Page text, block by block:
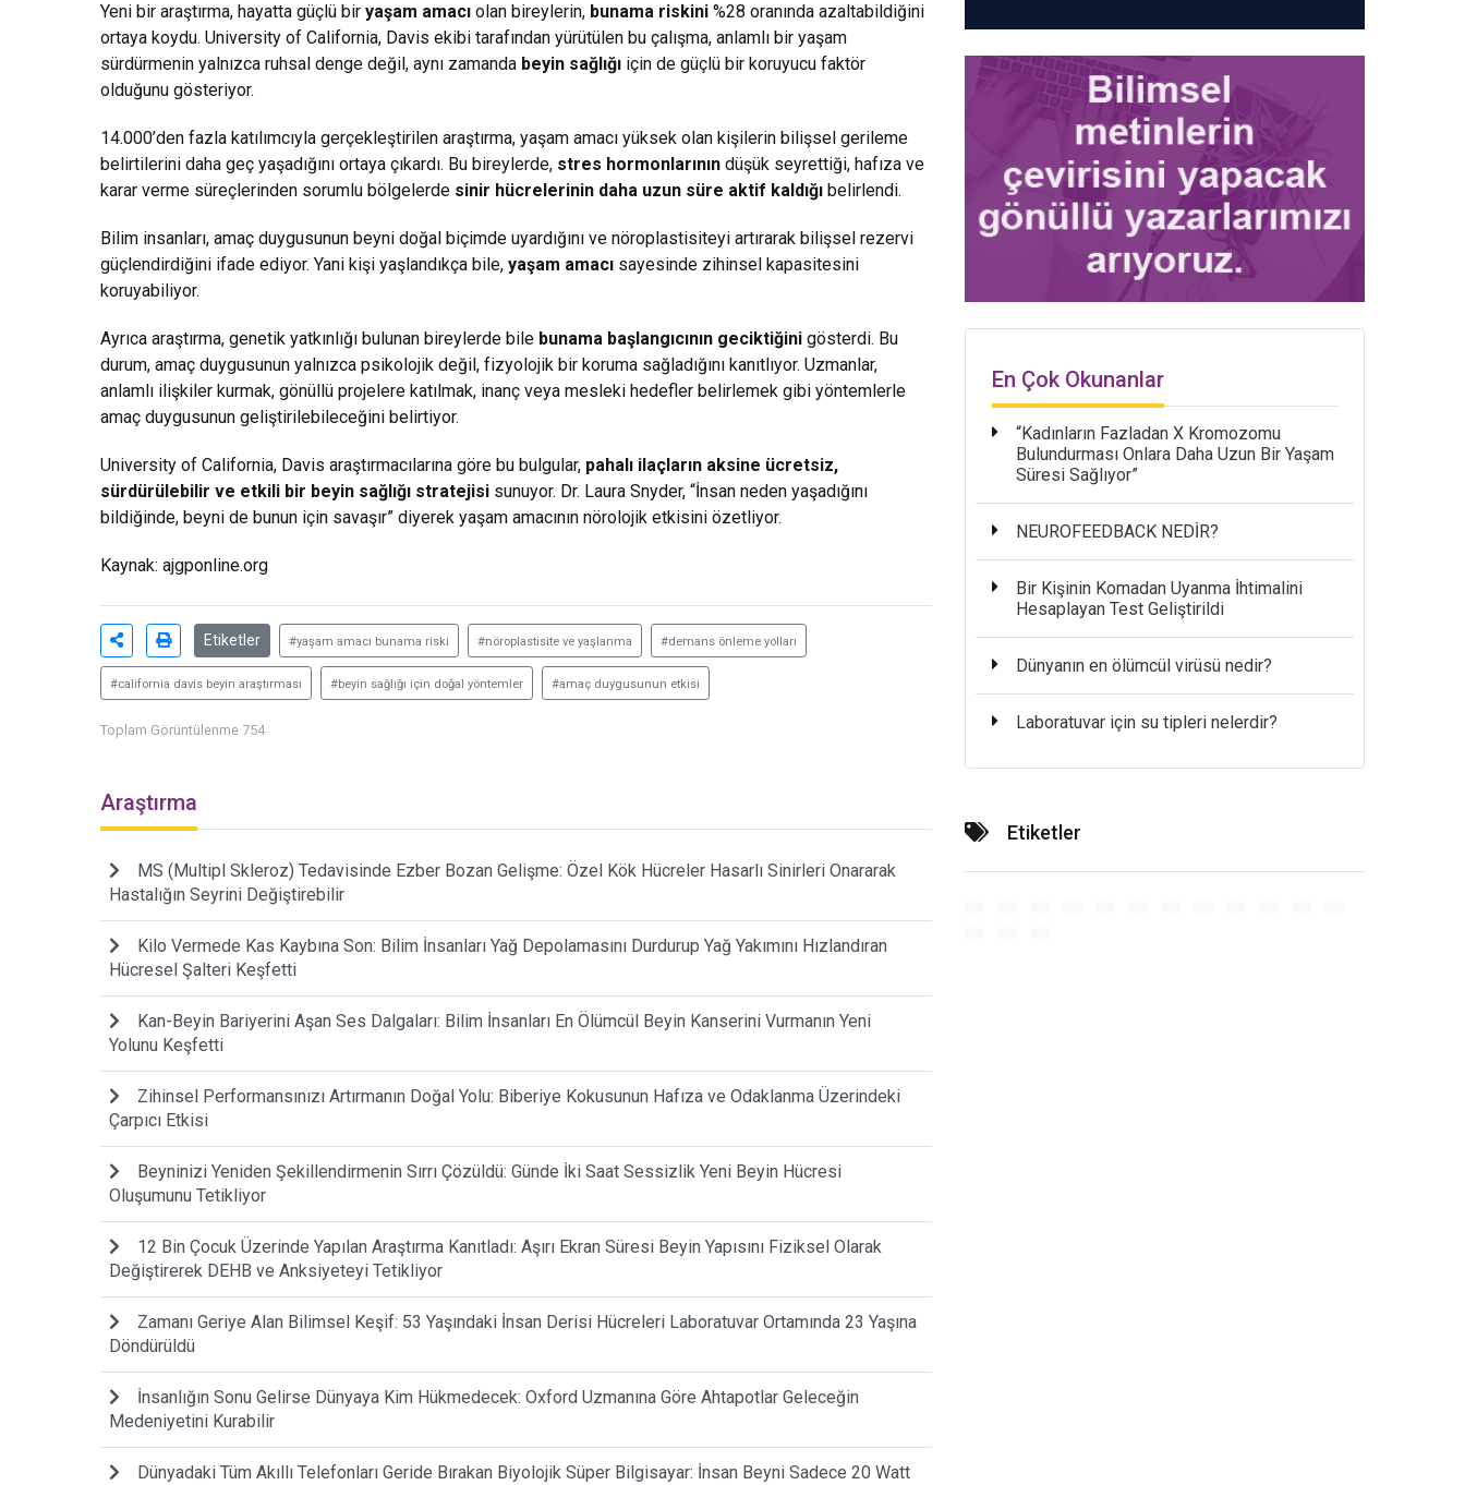
Yeni bir araştırma, hayatta güçlü bir yaşam amacı olan bireylerin, bunama riskini %28 oranında azaltabildiğini
ortaya koydu. University of California, Davis ekibi tarafından yürütülen bu çalışma, anlamlı bir yaşam
sürdürmenin yalnızca ruhsal denge değil, aynı zamanda beyin sağlığı için de güçlü bir koruyucu faktör
olduğunu gösteriyor.
14.000’den fazla katılımcıyla gerçekleştirilen araştırma, yaşam amacı yüksek olan kişilerin bilişsel gerileme
belirtilerini daha geç yaşadığını ortaya çıkardı. Bu bireylerde, stres hormonlarının düşük seyrettiği, hafıza ve
karar verme süreçlerinden sorumlu bölgelerde sinir hücrelerinin daha uzun süre aktif kaldığı belirlendi.
Bilim insanları, amaç duygusunun beyni doğal biçimde uyardığını ve nöroplastisiteyi artırarak bilişsel rezervi
güçlendirdiğini ifade ediyor. Yani kişi yaşlandıkça bile, yaşam amacı sayesinde zihinsel kapasitesini
koruyabiliyor.
Ayrıca araştırma, genetik yatkınlığı bulunan bireylerde bile bunama başlangıcının geciktiğini gösterdi. Bu
durum, amaç duygusunun yalnızca psikolojik değil, fizyolojik bir koruma sağladığını kanıtlıyor. Uzmanlar,
anlamlı ilişkiler kurmak, gönüllü projelere katılmak, inanç veya mesleki hedefler belirlemek gibi yöntemlerle
amaç duygusunun geliştirilebileceğini belirtiyor.
University of California, Davis araştırmacılarına göre bu bulgular, pahalı ilaçların aksine ücretsiz,
sürdürülebilir ve etkili bir beyin sağlığı stratejisi sunuyor. Dr. Laura Snyder, “İnsan neden yaşadığını
bildiğinde, beyni de bunun için savaşır” diyerek yaşam amacının nörolojik etkisini özetliyor.
Kaynak: ajgponline.org
Etiketler #yaşam amacı bunama riski #nöroplastisite ve yaşlanma #demans önleme yolları
#california davis beyin araştırması #beyin sağlığı için doğal yöntemler #amaç duygusunun etkisi
Toplam Görüntülenme 754
Araştırma
MS (Multipl Skleroz) Tedavisinde Ezber Bozan Gelişme: Özel Kök Hücreler Hasarlı Sinirleri Onararak
Hastalığın Seyrini Değiştirebilir
Kilo Vermede Kas Kaybına Son: Bilim İnsanları Yağ Depolamasını Durdurup Yağ Yakımını Hızlandıran
Hücresel Şalteri Keşfetti
Kan-Beyin Bariyerini Aşan Ses Dalgaları: Bilim İnsanları En Ölümcül Beyin Kanserini Vurmanın Yeni
Yolunu Keşfetti
Zihinsel Performansınızı Artırmanın Doğal Yolu: Biberiye Kokusunun Hafıza ve Odaklanma Üzerindeki
Çarpıcı Etkisi
Beyninizi Yeniden Şekillendirmenin Sırrı Çözüldü: Günde İki Saat Sessizlik Yeni Beyin Hücresi
Oluşumunu Tetikliyor
12 Bin Çocuk Üzerinde Yapılan Araştırma Kanıtladı: Aşırı Ekran Süresi Beyin Yapısını Fiziksel Olarak
Değiştirerek DEHB ve Anksiyeteyi Tetikliyor
Zamanı Geriye Alan Bilimsel Keşif: 53 Yaşındaki İnsan Derisi Hücreleri Laboratuvar Ortamında 23 Yaşına
Döndürüldü
İnsanlığın Sonu Gelirse Dünyaya Kim Hükmedecek: Oxford Uzmanına Göre Ahtapotlar Geleceğin
Medeniyetini Kurabilir
Dünyadaki Tüm Akıllı Telefonları Geride Bırakan Biyolojik Süper Bilgisayar: İnsan Beyni Sadece 20 Watt
En Çok Okunanlar
“Kadınların Fazladan X Kromozomu
Bulundurması Onlara Daha Uzun Bir Yaşam
Süresi Sağlıyor”
NEUROFEEDBACK NEDİR?
Bir Kişinin Komadan Uyanma İhtimalini
Hesaplayan Test Geliştirildi
Dünyanın en ölümcül virüsü nedir?
Laboratuvar için su tipleri nelerdir?
Etiketler